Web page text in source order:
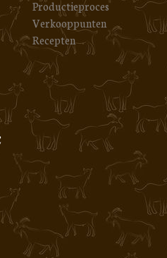
Productieproces
Verkooppunten
Recepten